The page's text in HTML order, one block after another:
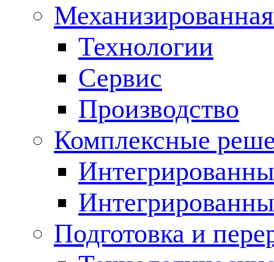
Технологии
Сервис
Производство
Комплексные
Подготовка и